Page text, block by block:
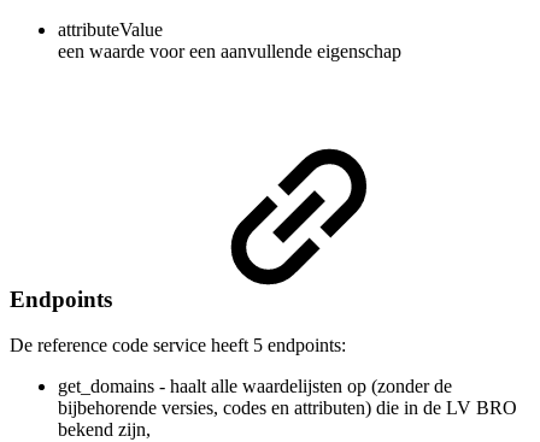
attributeValue
een waarde voor een aanvullende eigenschap
Endpoints
De reference code service heeft 5 endpoints:
get_domains - haalt alle waardelijsten op (zonder de
bijbehorende versies, codes en attributen) die in de LV BRO
bekend zijn,